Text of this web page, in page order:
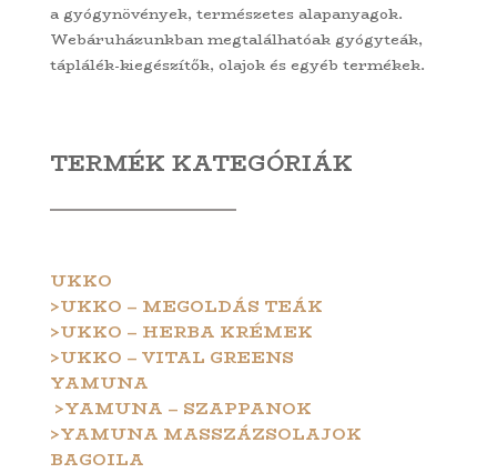
a gyógynövények, természetes alapanyagok.
Webáruházunkban megtalálhatóak gyógyteák,
táplálék-kiegészítők, olajok és egyéb termékek.
TERMÉK KATEGÓRIÁK
UKKO
>UKKO – MEGOLDÁS TEÁK
>UKKO – HERBA KRÉMEK
>UKKO – VITAL GREENS
YAMUNA
>YAMUNA – SZAPPANOK
>YAMUNA MASSZÁZSOLAJOK
BAGOILA